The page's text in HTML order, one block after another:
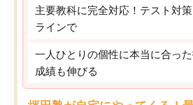
主要教科に完全対応！テスト対
ラインで
一人ひとりの個性に本当に合っ
成績も伸びる